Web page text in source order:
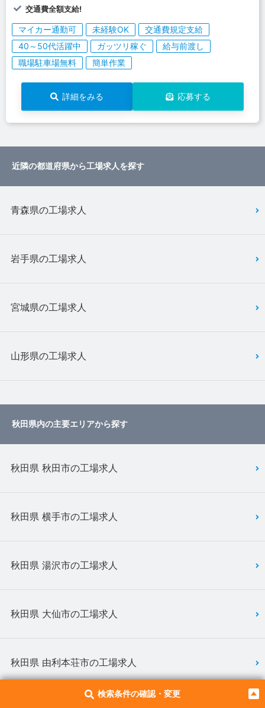
検索条件の確認・変更
交通費全額支給!
マイカー通勤可 未経験OK
交通費規定支給
40～50代活躍中
ガッツリ稼ぐ
給与前渡し
職場駐車場無料
簡単作業
詳細をみる 応募する
近隣の都道府県から工場求人を探す
青森県の工場求人
岩手県の工場求人
宮城県の工場求人
山形県の工場求人
秋田県内の主要エリアから探す
秋田県 秋田市の工場求人
秋田県 横手市の工場求人
秋田県 湯沢市の工場求人
秋田県 大仙市の工場求人
秋田県 由利本荘市の工場求人